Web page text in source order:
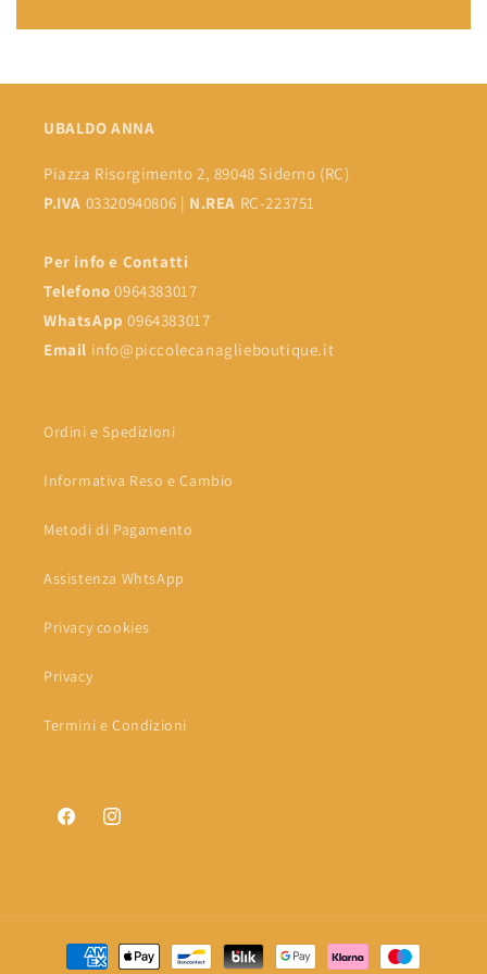
UBALDO ANNA
Piazza Risorgimento 2, 89048 Siderno (RC)
P.IVA 03320940806 | N.REA RC-223751
Per info e Contatti
Telefono 0964383017
WhatsApp0964383017
Email info@piccolecanaglieboutique.it
Ordini e Spedizioni
Informativa Reso e Cambio
Metodi di Pagamento
Assistenza WhtsApp
Privacy cookies
Privacy
Termini e Condizioni
FacebookInstagram
Metodi